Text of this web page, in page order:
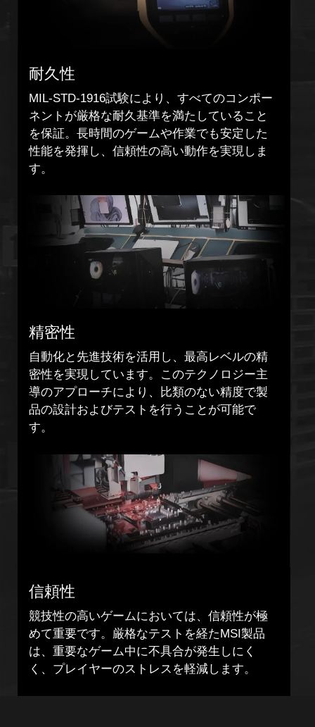
ネントが厳格な耐久基準を満たしていること
を保証。長時間のゲームや作業でも安定した
性能を発揮し、信頼性の高い動作を実現しま
す。
密性を実現しています。このテクノロジー主
導のアプローチにより、比類のない精度で製
品の設計およびテストを行うことが可能で
す。
めて重要です。厳格なテストを経たMSI製品
は、重要なゲーム中に不具合が発生しにく
く、プレイヤーのストレスを軽減します。